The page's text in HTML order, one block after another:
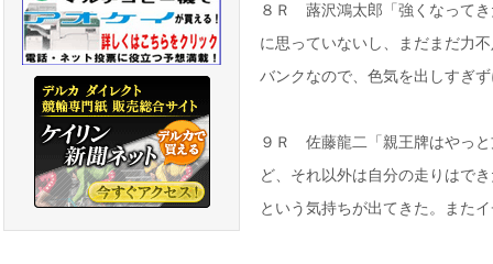
８Ｒ 蕗沢鴻太郎「強くなって
に思っていないし、まだまだ力
バンクなので、色気を出しすぎ
９Ｒ 佐藤龍二「親王牌はやっ
ど、それ以外は自分の走りはで
という気持ちが出てきた。また